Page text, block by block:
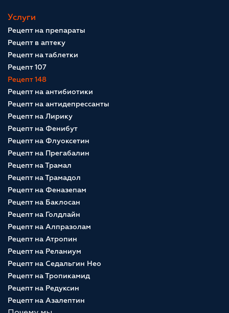
Услуги
Рецепт на препараты
Рецепт в аптеку
Рецепт на таблетки
Рецепт 107
Рецепт 148
Рецепт на антибиотики
Рецепт на антидепрессанты
Рецепт на Лирику
Рецепт на Фенибут
Рецепт на Флуоксетин
Рецепт на Прегабалин
Рецепт на Трамал
Рецепт на Трамадол
Рецепт на Феназепам
Рецепт на Баклосан
Рецепт на Голдлайн
Рецепт на Алпразолам
Рецепт на Атропин
Рецепт на Реланиум
Рецепт на Седальгин Нео
Рецепт на Тропикамид
Рецепт на Редуксин
Рецепт на Азалептин